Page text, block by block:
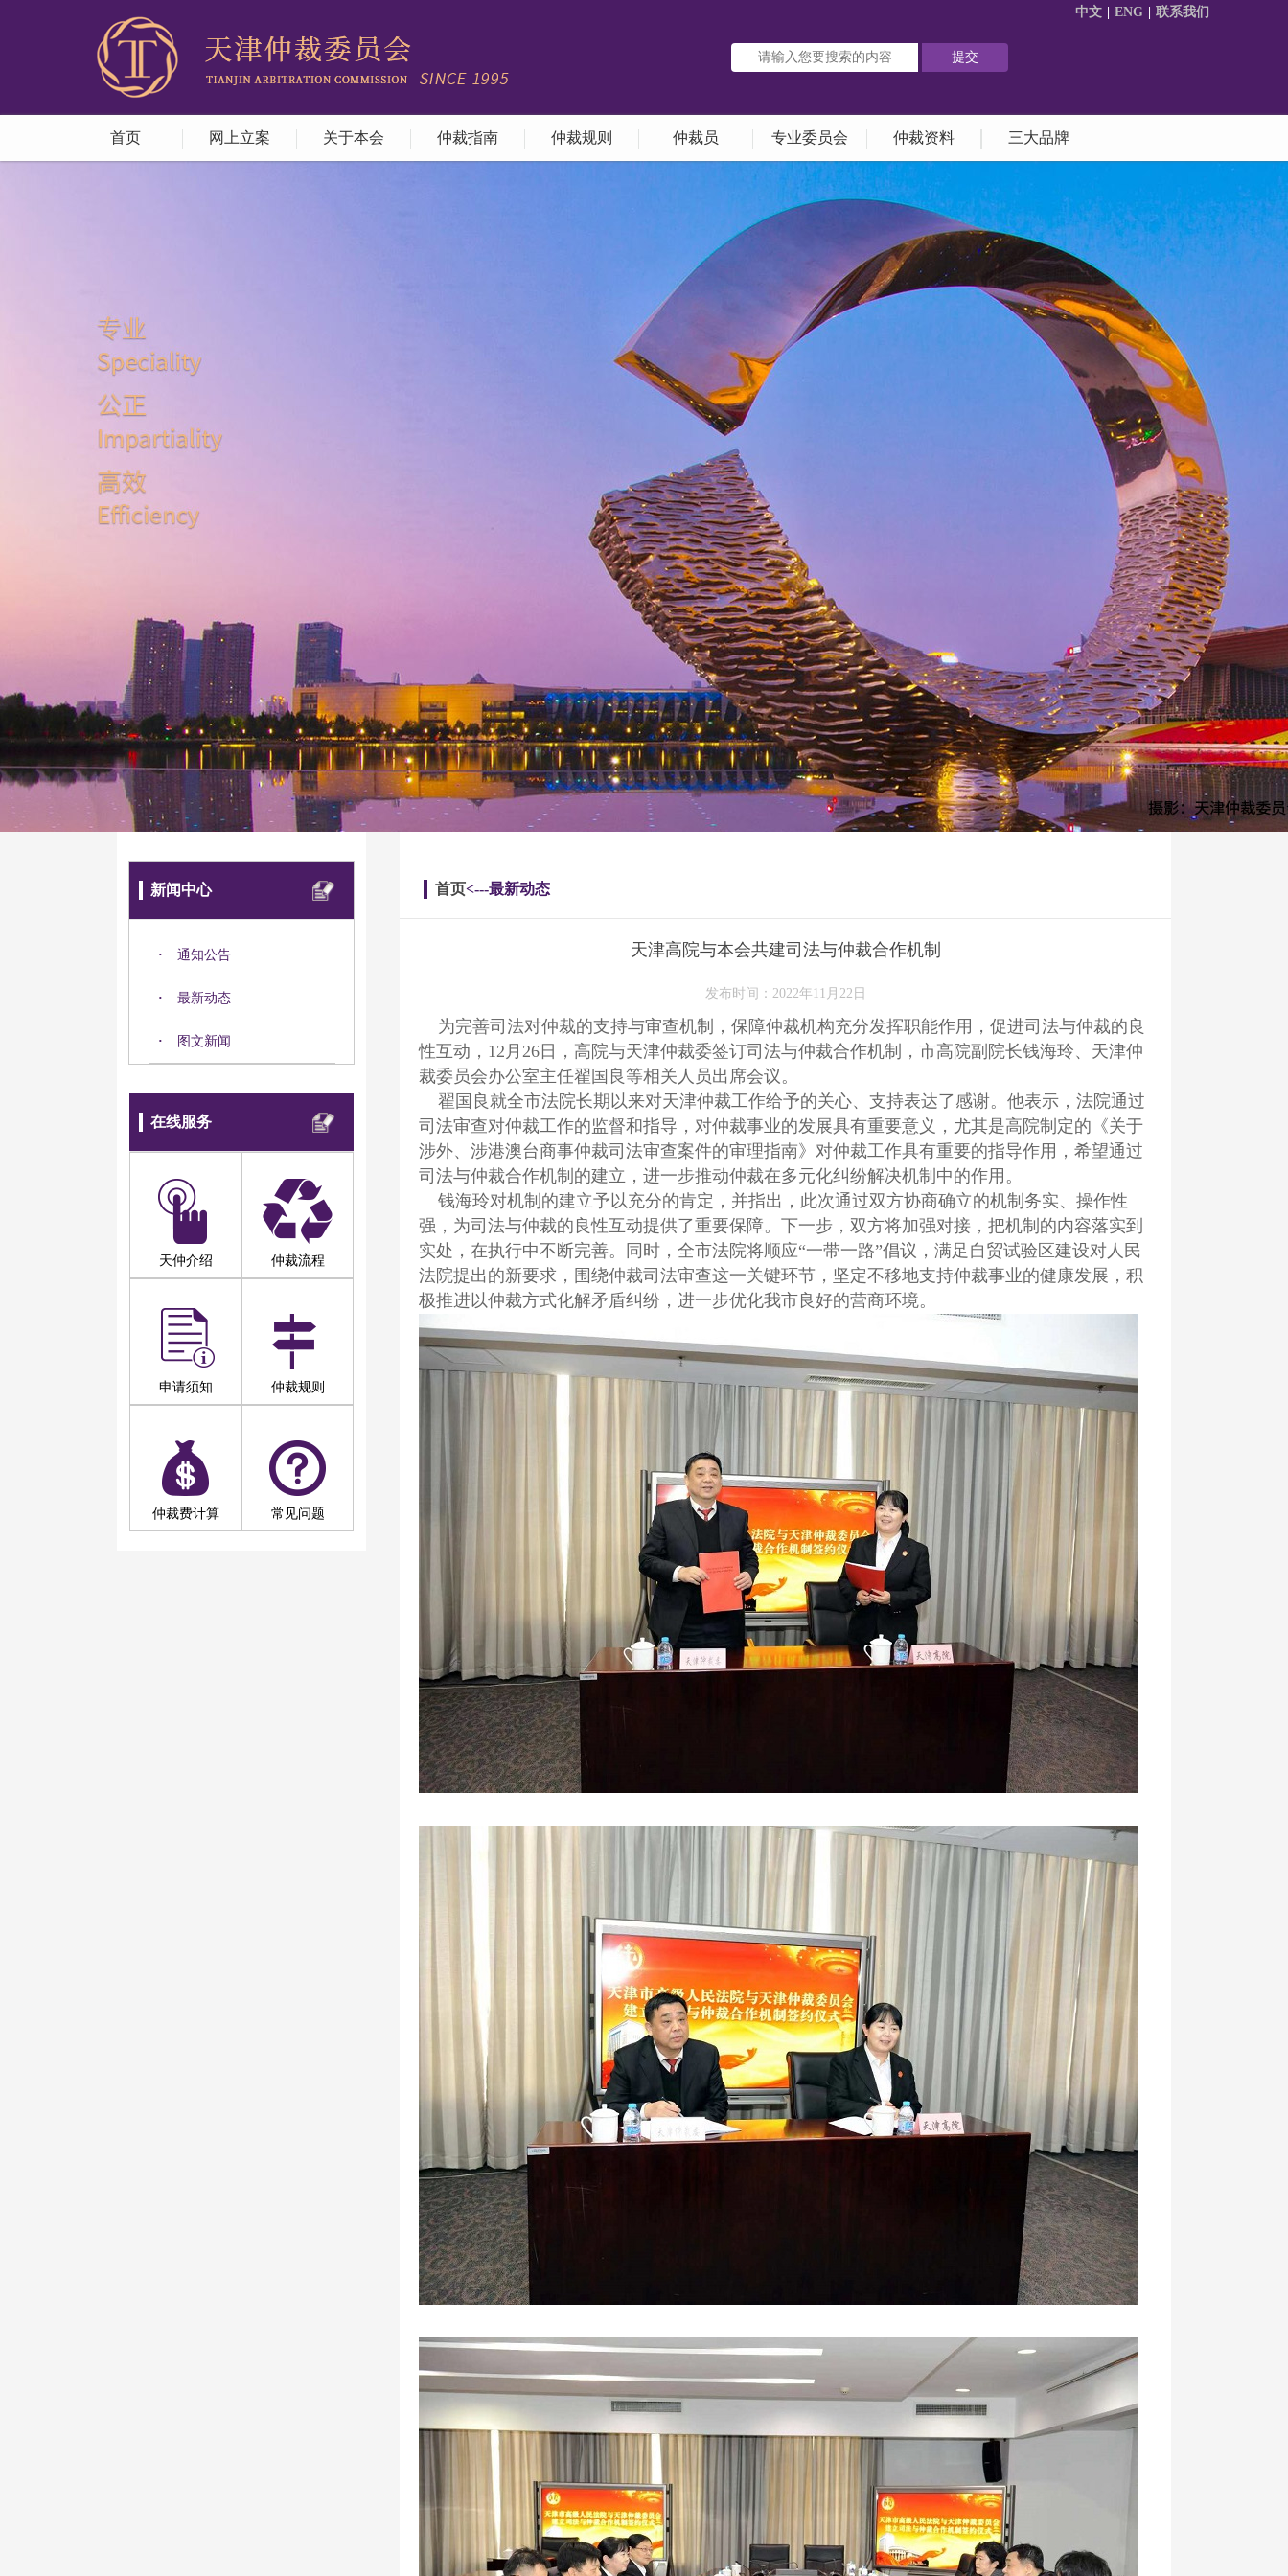
中文 ENG 联系我们
首页 网上立案 关于本会 仲裁指南 仲裁规则 仲裁员 专业委员会 仲裁资料 三大品牌
新闻中心
· 通知公告
· 最新动态
· 图文新闻
在线服务
天仲介绍 仲裁流程
申请须知 仲裁规则
仲裁费计算 常见问题
首页<---最新动态
天津高院与本会共建司法与仲裁合作机制
发布时间：2022年11月22日
为完善司法对仲裁的支持与审查机制，保障仲裁机构充分发挥职能作用，促进司法与仲裁的良
性互动，12月26日，高院与天津仲裁委签订司法与仲裁合作机制，市高院副院长钱海玲、天津仲
裁委员会办公室主任翟国良等相关人员出席会议。
翟国良就全市法院长期以来对天津仲裁工作给予的关心、支持表达了感谢。他表示，法院通过
司法审查对仲裁工作的监督和指导，对仲裁事业的发展具有重要意义，尤其是高院制定的《关于
涉外、涉港澳台商事仲裁司法审查案件的审理指南》对仲裁工作具有重要的指导作用，希望通过
司法与仲裁合作机制的建立，进一步推动仲裁在多元化纠纷解决机制中的作用。
钱海玲对机制的建立予以充分的肯定，并指出，此次通过双方协商确立的机制务实、操作性
强，为司法与仲裁的良性互动提供了重要保障。下一步，双方将加强对接，把机制的内容落实到
实处，在执行中不断完善。同时，全市法院将顺应“一带一路”倡议，满足自贸试验区建设对人民
法院提出的新要求，围绕仲裁司法审查这一关键环节，坚定不移地支持仲裁事业的健康发展，积
极推进以仲裁方式化解矛盾纠纷，进一步优化我市良好的营商环境。